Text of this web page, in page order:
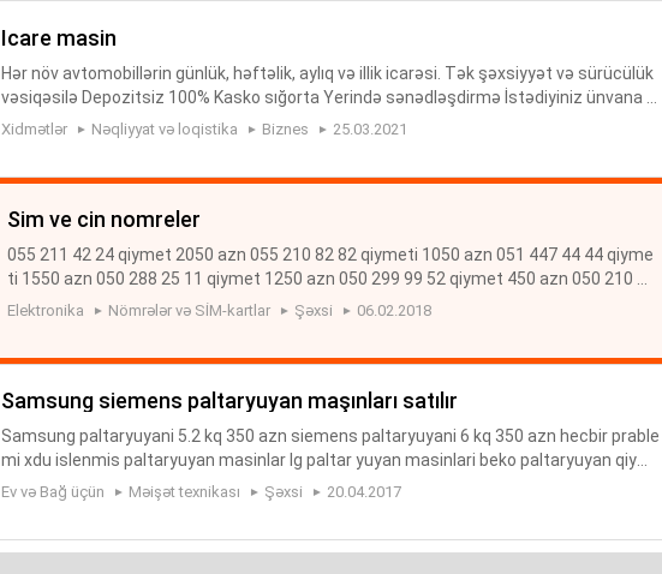
icare masin
Hər növ avtomobillərin günlük, həftəlik, aylıq və illik icarəsi. Tək şəxsiyyət və sürücülük
vəsiqəsilə Depozitsiz 100% Kasko sığorta Yerində sənədləşdirmə İstədiyiniz ünvana ç
atdırılma rent a car baku, rent a car in baku, avtomobil icarəsi, avtomobil...
Xidmətlər Nəqliyyat və loqistika Biznes 25.03.2021
sim ve cin nomreler
055 211 42 24 qiymet 2050 azn 055 210 82 82 qiymeti 1050 azn 051 447 44 44 qiyme
ti 1550 azn 050 288 25 11 qiymet 1250 azn 050 299 99 52 qiymet 450 azn 050 210 91
43 qiymeti 350 azn 055 683 32 32 qiymeti 150 azn 050 210 81 18 qiymet 3550 azn 05
Elektronika Nömrələr və SİM-kartlar Şəxsi 06.02.2018
samsung siemens paltaryuyan maşınları satılır
Samsung paltaryuyani 5.2 kq 350 azn siemens paltaryuyani 6 kq 350 azn hecbir prable
mi xdu islenmis paltaryuyan masinlar lg paltar yuyan masinlari beko paltaryuyan qiyme
tleri samsunq paltaryuyan masini samsung paltaryuyan masinlari lg paltaryuyan mas
Ev və Bağ üçün Məişət texnikası Şəxsi 20.04.2017